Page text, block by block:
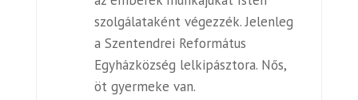
szolgálataként végezzék. Jelenleg
a Szentendrei Református
Egyházközség lelkipásztora. Nős,
öt gyermeke van.